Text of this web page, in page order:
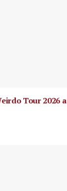
Tour 2026 a